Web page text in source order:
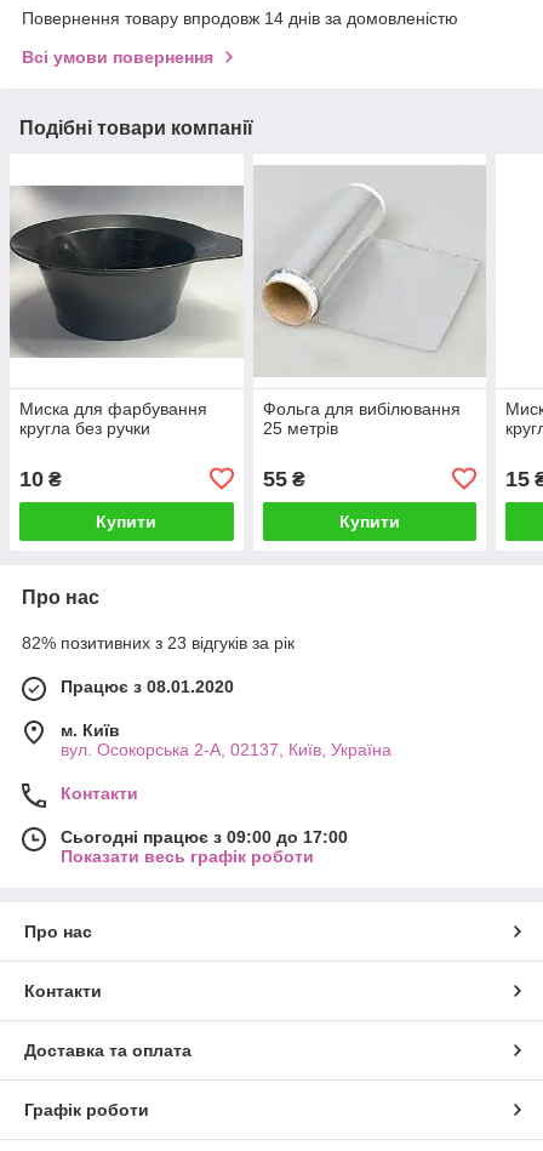
Повернення товару впродовж 14 днів за домовленістю
Всі умови повернення
Подібні товари компанії
Миска для фарбування
кругла без ручки
10 ₴
Купити
Фольга для вибілювання
25 метрів
55₴
Купити
15
Про нас
82% позитивних з 23 відгуків за рік
Працює з 08.01.2020
м. Київ
вул. Осокорська 2-А, 02137, Київ, Україна
Контакти
Сьогодні працює з 09:00 до 17:00
Показати весь графік роботи
Про нас
Контакти
Доставка та оплата
Графік роботи